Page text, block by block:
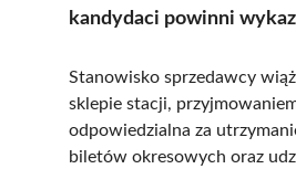
kandydaci powinni
Stanowisko sprzedawcy
sklepie stacji,
odpowiedzialna za
biletów okresowych oraz